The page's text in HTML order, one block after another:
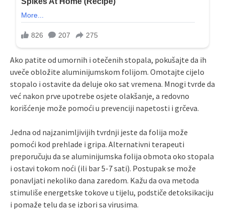
Ako patite od umornih i otečenih stopala, pokušajte da ih
uveče obložite aluminijumskom folijom. Omotajte cijelo
stopalo i ostavite da deluje oko sat vremena. Mnogi tvrde da
već nakon prve upotrebe osjete olakšanje, a redovno
korišćenje može pomoći u prevenciji napetosti i grčeva.
Jedna od najzanimljivijih tvrdnji jeste da folija može
pomoći kod prehlade i gripa. Alternativni terapeuti
preporučuju da se aluminijumska folija obmota oko stopala
i ostavi tokom noći (ili bar 5-7 sati). Postupak se može
ponavljati nekoliko dana zaredom. Kažu da ova metoda
stimuliše energetske tokove u tijelu, podstiče detoksikaciju
i pomaže telu da se izbori sa virusima.